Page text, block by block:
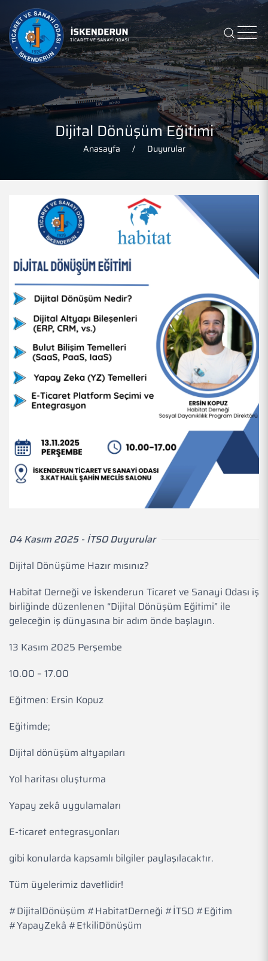
Dijital Dönüşüm Eğitimi
Anasayfa Duyurular
04 Kasım 2025 - İTSO Duyurular
Dijital Dönüşüme Hazır mısınız?
Habitat Derneği ve İskenderun Ticaret ve Sanayi Odası iş
birliğinde düzenlenen “Dijital Dönüşüm Eğitimi” ile
geleceğin iş dünyasına bir adım önde başlayın.
13 Kasım 2025 Perşembe
10.00 – 17.00
Eğitmen: Ersin Kopuz
Eğitimde;
Dijital dönüşüm altyapıları
Yol haritası oluşturma
Yapay zekâ uygulamaları
E-ticaret entegrasyonları
gibi konularda kapsamlı bilgiler paylaşılacaktır.
Tüm üyelerimiz davetlidir!
#DijitalDönüşüm #HabitatDerneği #İTSO #Eğitim
#YapayZekâ #EtkiliDönüşüm